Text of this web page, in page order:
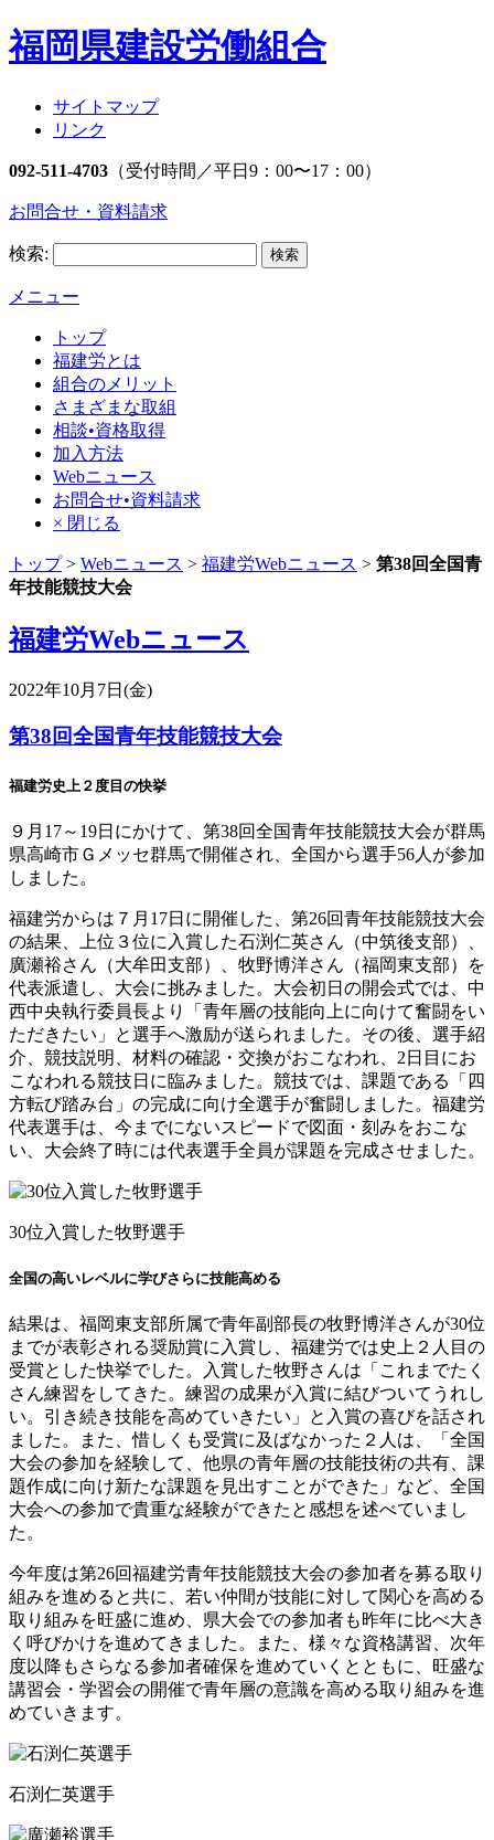
福岡県建設労働組合
サイトマップ
リンク
092-511-4703 （受付時間／平日9：00〜17：00）
お問合せ・資料請求
検索:
メニュー
トップ
福建労とは
組合のメリット
さまざまな取組
相談•資格取得
加入方法
Webニュース
お問合せ•資料請求
× 閉じる
トップ> Webニュース > 福建労Webニュース > 第38回全国青
年技能競技大会
福建労Webニュース
2022年10月7日(金)
第38回全国青年技能競技大会
福建労史上２度目の快挙
９月17～19日にかけて、第38回全国青年技能競技大会が群馬
県高崎市Ｇメッセ群馬で開催され、全国から選手56人が参加
しました。
福建労からは７月17日に開催した、第26回青年技能競技大会
の結果、上位３位に入賞した石渕仁英さん（中筑後支部）、
廣瀬裕さん（大牟田支部）、牧野博洋さん（福岡東支部）を
代表派遣し、大会に挑みました。大会初日の開会式では、中
西中央執行委員長より「青年層の技能向上に向けて奮闘をい
ただきたい」と選手へ激励が送られました。その後、選手紹
介、競技説明、材料の確認・交換がおこなわれ、2日目にお
こなわれる競技日に臨みました。競技では、課題である「四
方転び踏み台」の完成に向け全選手が奮闘しました。福建労
代表選手は、今までにないスピードで図面・刻みをおこな
い、大会終了時には代表選手全員が課題を完成させました。
30位入賞した牧野選手
全国の高いレベルに学びさらに技能高める
結果は、福岡東支部所属で青年副部長の牧野博洋さんが30位
までが表彰される奨励賞に入賞し、福建労では史上２人目の
受賞とした快挙でした。入賞した牧野さんは「これまでたく
さん練習をしてきた。練習の成果が入賞に結びついてうれし
い。引き続き技能を高めていきたい」と入賞の喜びを話され
ました。また、惜しくも受賞に及ばなかった２人は、「全国
大会の参加を経験して、他県の青年層の技能技術の共有、課
題作成に向け新たな課題を見出すことができた」など、全国
大会への参加で貴重な経験ができたと感想を述べていまし
た。
今年度は第26回福建労青年技能競技大会の参加者を募る取り
組みを進めると共に、若い仲間が技能に対して関心を高める
取り組みを旺盛に進め、県大会での参加者も昨年に比べ大き
く呼びかけを進めてきました。また、様々な資格講習、次年
度以降もさらなる参加者確保を進めていくとともに、旺盛な
講習会・学習会の開催で青年層の意識を高める取り組みを進
めていきます。
石渕仁英選手